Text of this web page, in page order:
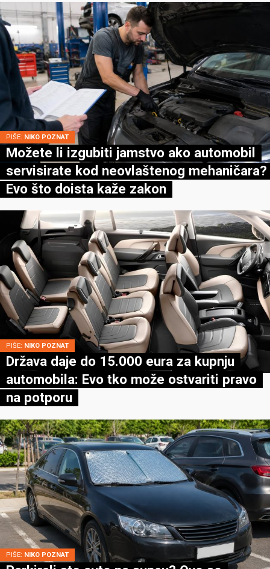
PIŠE: NIKO POZNAT
Možete li izgubiti jamstvo ako automobil
servisirate kod neovlaštenog mehaničara?
Evo što doista kaže zakon
PIŠE: NIKO POZNAT
Država daje do 15.000 eura za kupnju
automobila: Evo tko može ostvariti pravo
na potporu
PIŠE: NIKO POZNAT